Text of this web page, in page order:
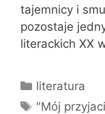
tajemnicy i
pozostaje
literackich XX
Kategorie
literatura
Tagi
"Mój